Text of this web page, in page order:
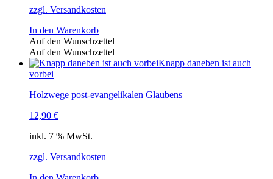
zzgl. Versandkosten
In den Warenkorb
Auf den Wunschzettel
Auf den Wunschzettel
Knapp daneben ist auch
vorbei
Holzwege post-evangelikalen Glaubens
12,90 €
inkl. 7 % MwSt.
zzgl. Versandkosten